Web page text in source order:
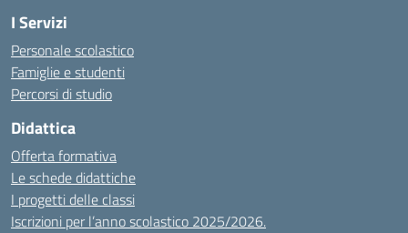
I Servizi
Personale scolastico
Famiglie e studenti
Percorsi di studio
Didattica
Offerta formativa
Le schede didattiche
I progetti delle classi
Iscrizioni per l’anno scolastico 2025/2026.